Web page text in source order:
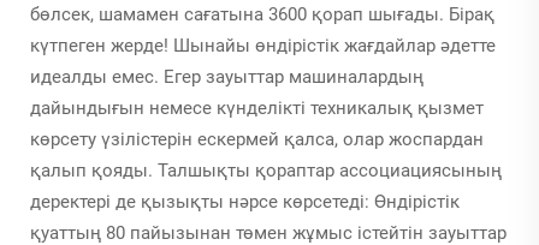
бөлсек, шамамен сағатына 3600 қорап шығады. Бірақ
күтпеген жерде! Шынайы өндірістік жағдайлар әдетте
идеалды емес. Егер зауыттар машиналардың
дайындығын немесе күнделікті техникалық қызмет
көрсету үзілістерін ескермей қалса, олар жоспардан
қалып қояды. Талшықты қораптар ассоциациясының
деректері де қызықты нәрсе көрсетеді: Өндірістік
қуаттың 80 пайызынан төмен жұмыс істейтін зауыттар